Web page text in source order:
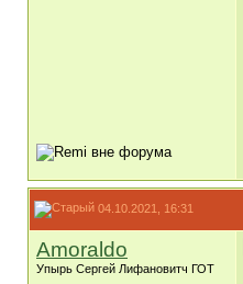
04.10.2021, 16:31
Amoraldo
Упырь Сергей Лифановитч ГОТ